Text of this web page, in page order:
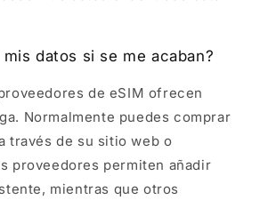
datos si se me acaban?
de eSIM ofrecen
Normalmente puedes comprar
través de su sitio web o
proveedores permiten añadir
mientras que otros